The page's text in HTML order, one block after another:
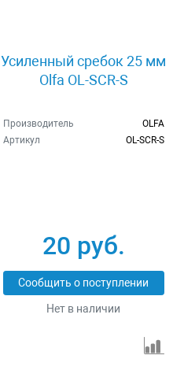
Усиленный сребок 25 мм
Olfa OL-SCR-S
Производитель
OLFA
Артикул
OL-SCR-S
20 руб.
Сообщить о поступлении
Нет в наличии